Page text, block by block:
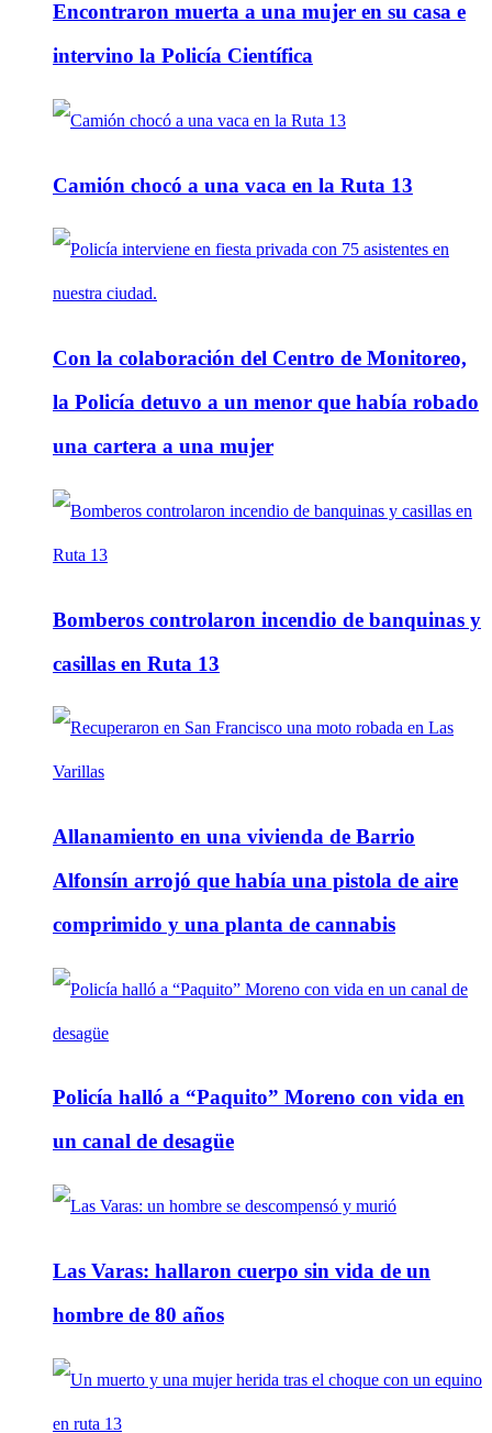
Encontraron muerta a una mujer en su casa e
intervino la Policía Científica
Camión chocó a una vaca en la Ruta 13
Con la colaboración del Centro de Monitoreo,
la Policía detuvo a un menor que había robado
una cartera a una mujer
Bomberos controlaron incendio de banquinas y
casillas en Ruta 13
Allanamiento en una vivienda de Barrio
Alfonsín arrojó que había una pistola de aire
comprimido y una planta de cannabis
Policía halló a “Paquito” Moreno con vida en
un canal de desagüe
Las Varas: hallaron cuerpo sin vida de un
hombre de 80 años